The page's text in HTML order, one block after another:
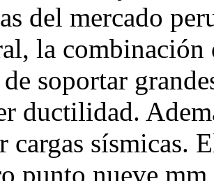
del mercado
la
de soportar
ductilidad.
sísmicas.
punto nueve